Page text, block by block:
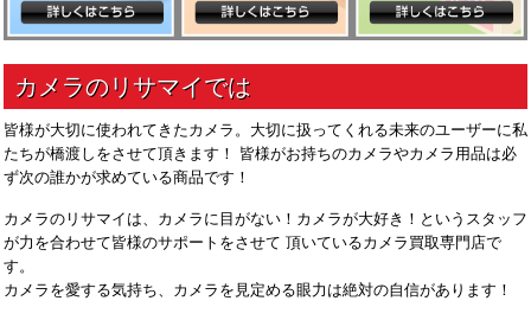
皆様が大切に使われてきたカメラ。大切に扱ってくれる未来のユーザーに私
たちが橋渡しをさせて頂きます！ 皆様がお持ちのカメラやカメラ用品は必
ず次の誰かが求めている商品です！
カメラのリサマイは、カメラに目がない！カメラが大好き！というスタッフ
が力を合わせて皆様のサポートをさせて 頂いているカメラ買取専門店で
す。
カメラを愛する気持ち、カメラを見定める眼力は絶対の自信があります！